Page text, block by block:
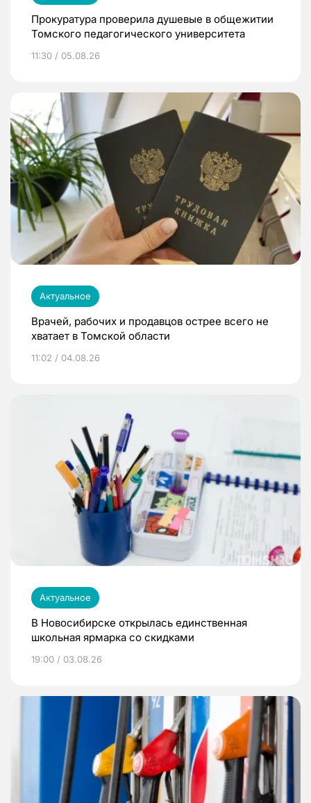
Прокуратура проверила душевые в общежитии
Томского педагогического университета
11:30 / 05.08.26
Актуальное
Врачей, рабочих и продавцов острее всего не
хватает в Томской области
11:02 / 04.08.26
Актуальное
В Новосибирске открылась единственная
школьная ярмарка со скидками
19:00 / 03.08.26